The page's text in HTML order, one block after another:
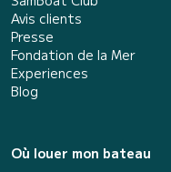
Avis clients
Presse
Fondation de la Mer
Experiences
Blog
Où louer mon bateau